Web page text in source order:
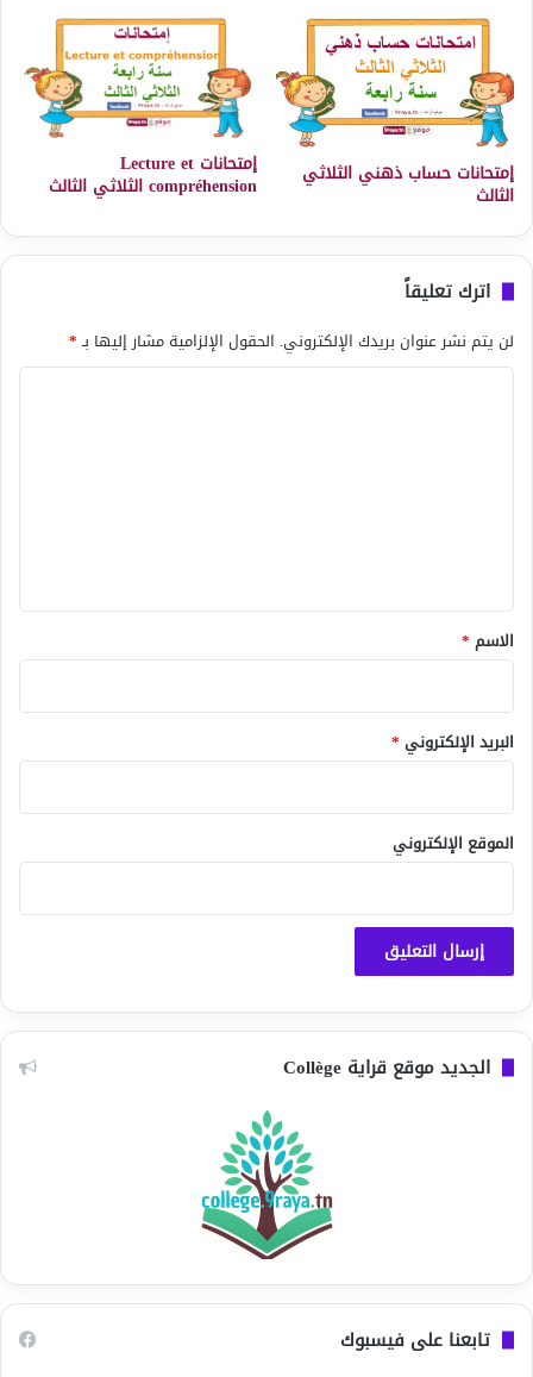
إمتحانات حساب ذهني الثلاثي
الثالث
إمتحانات Lecture et
compréhension الثلاثي الثالث
اترك تعليقاً
لن يتم نشر عنوان بريدك الإلكتروني. الحقول الإلزامية مشار إليها بـ*
*
الاسم *
البريد الإلكتروني *
الموقع الإلكتروني
الجديد موقع قراية Collège
تابعنا على فيسبوك